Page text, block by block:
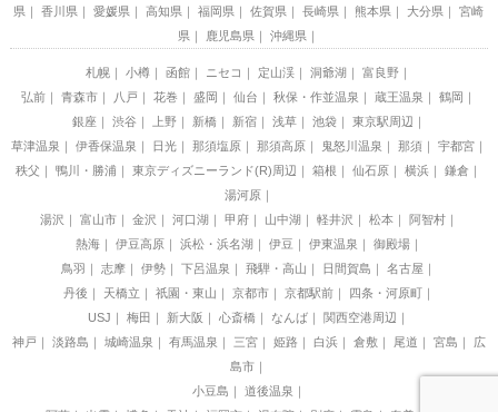
県
香川県 愛媛県 高知県 福岡県 佐賀県 長崎県 熊本県 大分県
宮崎
県
鹿児島県 沖縄県
札幌 小樽 函館 ニセコ 定山渓 洞爺湖
富良野
弘前
青森市 八戸 花巻 盛岡 仙台 秋保・作並温泉 蔵王温泉
鶴岡
銀座
渋谷 上野 新橋 新宿 浅草 池袋
東京駅周辺
草津温泉
伊香保温泉 日光 那須塩原 那須高原 鬼怒川温泉 那須
宇都宮
秩父
鴨川・勝浦 東京ディズニーランド(R)周辺 箱根 仙石原 横浜
鎌倉
湯河原
湯沢
富山市 金沢 河口湖 甲府 山中湖 軽井沢 松本
阿智村
熱海
伊豆高原 浜松・浜名湖 伊豆 伊東温泉
御殿場
鳥羽
志摩 伊勢 下呂温泉 飛騨・高山 日間賀島
名古屋
丹後
天橋立 祇園・東山 京都市 京都駅前
四条・河原町
USJ
梅田 新大阪 心斎橋 なんば
関西空港周辺
神戸
淡路島 城崎温泉 有馬温泉 三宮 姫路 白浜 倉敷 尾道 宮島
広
島市
小豆島
道後温泉